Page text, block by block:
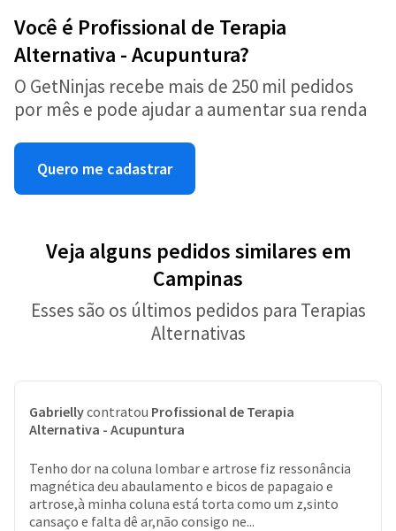
Você é Profissional de Terapia
Alternativa - Acupuntura?
O GetNinjas recebe mais de 250 mil pedidos
por mês e pode ajudar a aumentar sua renda
Quero me cadastrar
Veja alguns pedidos similares em
Campinas
Esses são os últimos pedidos para Terapias
Alternativas
Gabriellycontratou Profissional de Terapia
Alternativa - Acupuntura
Tenho dor na coluna lombar e artrose fiz ressonância
magnética deu abaulamento e bicos de papagaio e
artrose,à minha coluna está torta como um z,sinto
cansaço e falta dê ar,não consigo ne...